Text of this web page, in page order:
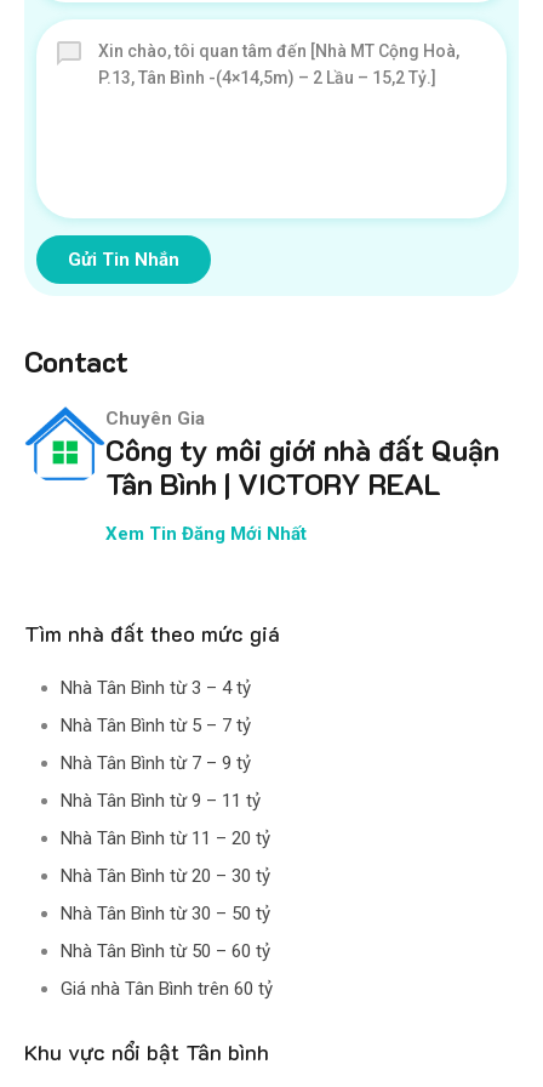
Gửi Tin Nhắn
Contact
Chuyên Gia
Công ty môi giới nhà đất Quận
Tân Bình | VICTORY REAL
Xem Tin Đăng Mới Nhất
Tìm nhà đất theo mức giá
Nhà Tân Bình từ 3 – 4 tỷ
Nhà Tân Bình từ 5 – 7 tỷ
Nhà Tân Bình từ 7 – 9 tỷ
Nhà Tân Bình từ 9 – 11 tỷ
Nhà Tân Bình từ 11 – 20 tỷ
Nhà Tân Bình từ 20 – 30 tỷ
Nhà Tân Bình từ 30 – 50 tỷ
Nhà Tân Bình từ 50 – 60 tỷ
Giá nhà Tân Bình trên 60 tỷ
Khu vực nổi bật Tân bình